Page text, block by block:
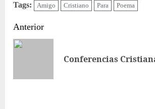
Tags: Amigo Cristiano Para Poema
Sigue
leyendo
Anterior
Conferencias